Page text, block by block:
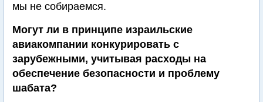
мы не собираемся.
Могут ли в принципе израильские
авиакомпании конкурировать с
зарубежными, учитывая расходы на
обеспечение безопасности и проблему
шабата?